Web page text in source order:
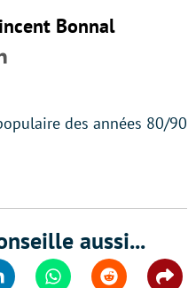
Bonnal
des années 80/90
aussi...